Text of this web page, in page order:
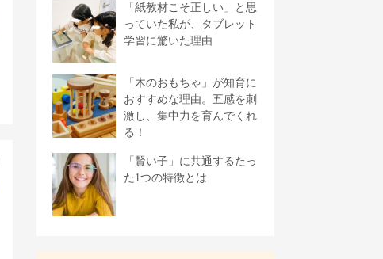
「紙教材こそ正しい」と思
っていた私が、タブレット
学習に驚いた理由
「木のおもちゃ」が知育に
おすすめな理由。五感を刺
激し、集中力を育んでくれ
る！
「賢い子」に共通するたっ
た1つの特徴とは